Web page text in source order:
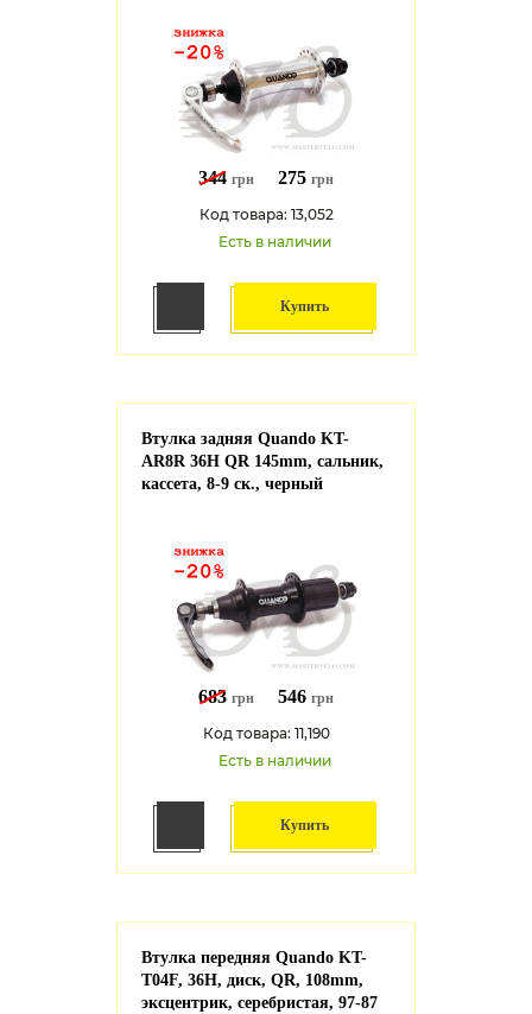
344 грн 275 грн
Код товара: 13,052
Есть в наличии
Купить
Втулка задняя Quando KT-
AR8R 36H QR 145mm, сальник,
кассета, 8-9 ск., черный
683 грн 546 грн
Код товара: 11,190
Есть в наличии
Купить
Втулка передняя Quando KT-
T04F, 36H, диск, QR, 108mm,
эксцентрик, серебристая, 97-87